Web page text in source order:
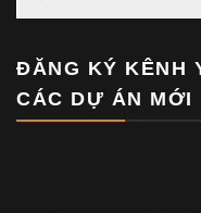
ĐĂNG KÝ KÊNH
CÁC DỰ ÁN MỚI